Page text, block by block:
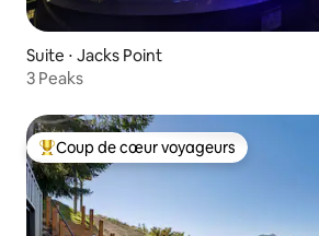
Suite ⋅ Jacks Point
3 Peaks
Coups de cœur voyageurs les plus
Coup de cœur voyageurs